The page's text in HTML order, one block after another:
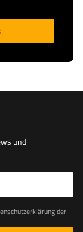
und
zur Kenntnis genommen habe